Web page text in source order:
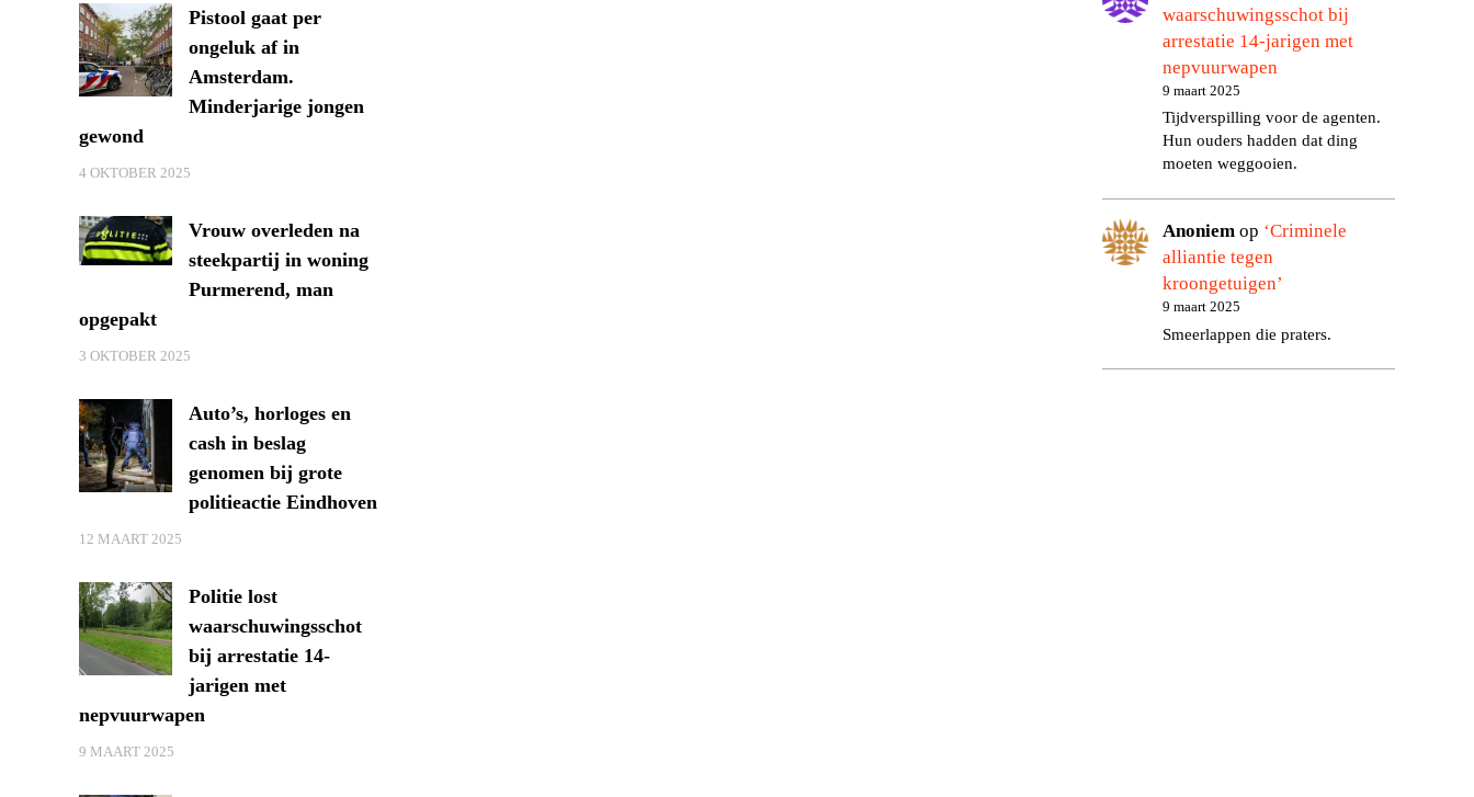
Pistool gaat per
ongeluk af in
Amsterdam.
Minderjarige jongen
gewond
4 OKTOBER 2025
Vrouw overleden na
steekpartij in woning
Purmerend, man
opgepakt
3 OKTOBER 2025
Auto’s, horloges en
cash in beslag
genomen bij grote
politieactie Eindhoven
12 MAART 2025
Politie lost
waarschuwingsschot
bij arrestatie 14-
jarigen met
nepvuurwapen
9 MAART 2025
waarschuwingsschot bij
arrestatie 14-jarigen met
nepvuurwapen
9 maart 2025
Tijdverspilling voor de agenten.
Hun ouders hadden dat ding
moeten weggooien.
Anoniemop ‘Criminele
alliantie tegen
kroongetuigen’
9 maart 2025
Smeerlappen die praters.